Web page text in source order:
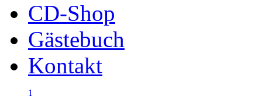
CD-Shop
Gästebuch
Kontakt
1